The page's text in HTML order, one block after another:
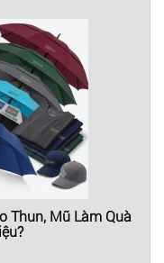
Thun, Mũ Làm Quà